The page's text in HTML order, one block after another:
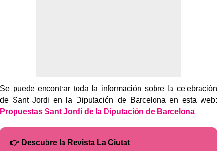
Se puede encontrar toda la información sobre la celebración
de Sant Jordi en la Diputación de Barcelona en esta web:
Propuestas Sant Jordi de la Diputación de Barcelona
👉 Descubre la Revista La Ciutat